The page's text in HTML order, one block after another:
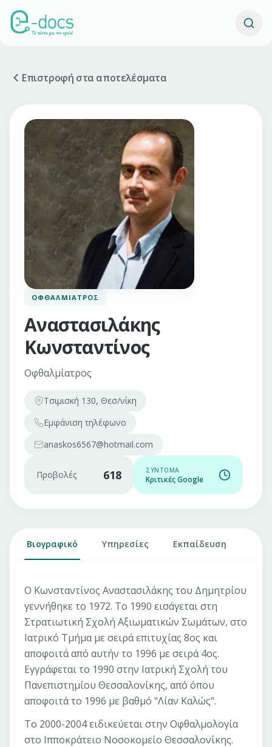
Επιστροφή στα αποτελέσματα
ΟΦΘΑΛΜΊΑΤΡΟΣ
Αναστασιλάκης
Κωνσταντίνος
Οφθαλμίατρος
Τσιμισκή 130, Θεσ/νίκη
Εμφάνιση τηλέφωνο
anaskos6567@hotmail.com
Προβολές 618 ΣΎΝΤΟΜΑ
Κριτικές Google
Βιογραφικό Υπηρεσίες Εκπαίδευση
O Κωνσταντίνος Αναστασιλάκης του Δημητρίου
γεννήθηκε το 1972. Το 1990 εισάγεται στη
Στρατιωτική Σχολή Αξιωματικών Σωμάτων, στο
Ιατρικό Τμήμα με σειρά επιτυχίας 8ος και
αποφοιτά από αυτήν το 1996 με σειρά 4ος.
Εγγράφεται το 1990 στην Ιατρική Σχολή του
Πανεπιστημίου Θεσσαλονίκης, από όπου
αποφοιτά το 1996 με βαθμό "Λίαν Καλώς".
Το 2000-2004 ειδικεύεται στην Οφθαλμολογία
στο Ιπποκράτειο Νοσοκομείο Θεσσαλονίκης.